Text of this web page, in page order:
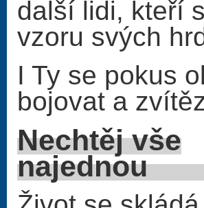
další lidi, kteří
vzoru svých
I Ty se pokus
bojovat a
Nechtěj vše